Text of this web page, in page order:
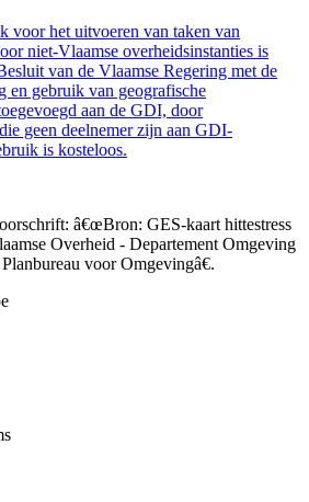
voor het uitvoeren van taken van
niet-Vlaamse overheidsinstanties is
van de Vlaamse Regering met de
en gebruik van geografische
aan de GDI, door
geen deelnemer zijn aan GDI-
is kosteloos.
â€œBron: GES-kaart hittestress
Overheid - Departement Omgeving
voor Omgevingâ€.